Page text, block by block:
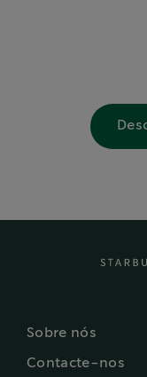
Sobre nós
Contacte-nos